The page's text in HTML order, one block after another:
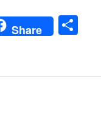
Share